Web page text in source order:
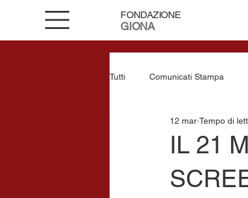
FONDAZIONE
GIONA
Tutti Comunicati Stampa
IL 21
12 mar Tempo di